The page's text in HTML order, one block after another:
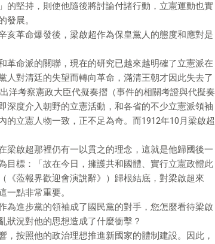
的堅持，則使他隨後將討論付諸行動，立憲運動也實
發展。
亥革命爆發後，梁啟超作為保皇黨人的態度和應對是
革命派的關聯，現在的研究已越來越明確了立憲派在
對清廷的失望而轉向革命，滿清王朝才因此失去了
洋考察憲政大臣代擬奏摺（事件的相關考證與代擬奏
深度介入朝野的立憲活動，和各省的不少立憲派領袖
立憲人物一致，正不足為奇。而1912年10月梁啟超
梁啟超那裡仍有一以貫之的理念，這就是他歸國後一
目標：「故在今日，擁護共和國體、實行立憲政體此
《蒞報界歡迎會演說辭》）歸根結底，對梁啟超來
點非常重要。
為進步黨的領袖成了國民黨的對手，您怎麼看待梁啟
狀況對他的思想造成了什麼衝擊？
按照他的政治理想推進新國家的體制建設。因此，